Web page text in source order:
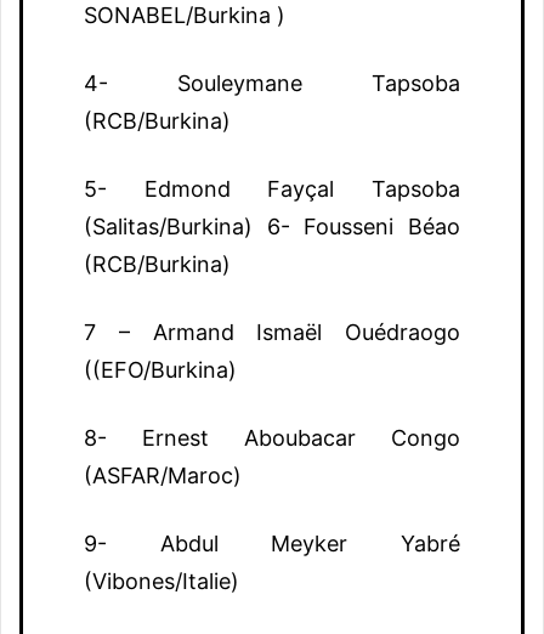
SONABEL/Burkina )
4- Souleymane Tapsoba
(RCB/Burkina)
5- Edmond Fayçal Tapsoba
(Salitas/Burkina) 6- Fousseni Béao
(RCB/Burkina)
7 – Armand Ismaël Ouédraogo
((EFO/Burkina)
8- Ernest Aboubacar Congo
(ASFAR/Maroc)
9- Abdul Meyker Yabré
(Vibones/Italie)